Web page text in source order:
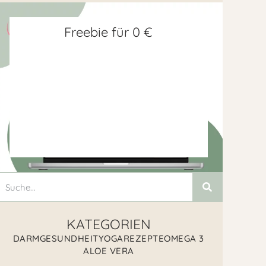
Freebie für 0 €
KATEGORIEN
DARMGESUNDHEITYOGAREZEPTEOMEGA 3
ALOE VERA